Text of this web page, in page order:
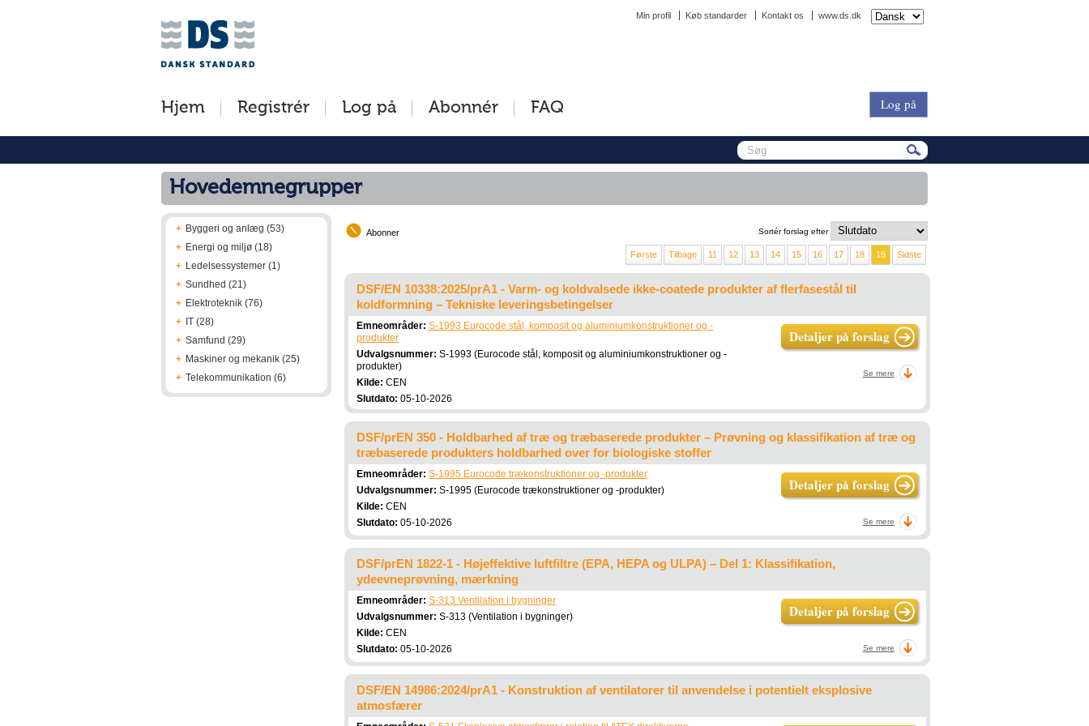
Min profil Køb standarder Kontakt os www.ds.dk
Hjem Registrér Log på Abonnér FAQ Log på
Hovedemnegrupper
+ Byggeri og anlæg (53)
+ Energi og miljø (18)
+ Ledelsessystemer (1)
+ Sundhed (21)
+ Elektroteknik (76)
+ IT (28)
+ Samfund (29)
+ Maskiner og mekanik (25)
+ Telekommunikation (6)
Sortér forslag efter
Abonner
Første Tilbage 11 12 13 14 15 16 17 18 19 Sidste
DSF/EN 10338:2025/prA1 - Varm- og koldvalsede ikke-coatede produkter af flerfasestål til
koldformning – Tekniske leveringsbetingelser
Emneområder: S-1993 Eurocode stål, komposit og aluminiumkonstruktioner og -
produkter
Udvalgsnummer: S-1993 (Eurocode stål, komposit og aluminiumkonstruktioner og -
produkter)
Kilde: CEN
Slutdato: 05-10-2026
Detaljer på forslag
Se mere
DSF/prEN 350 - Holdbarhed af træ og træbaserede produkter – Prøvning og klassifikation af træ og
træbaserede produkters holdbarhed over for biologiske stoffer
Emneområder: S-1995 Eurocode trækonstruktioner og -produkter
Udvalgsnummer: S-1995 (Eurocode trækonstruktioner og -produkter)
Kilde: CEN
Slutdato: 05-10-2026
Detaljer på forslag
Se mere
DSF/prEN 1822-1 - Højeffektive luftfiltre (EPA, HEPA og ULPA) – Del 1: Klassifikation,
ydeevneprøvning, mærkning
Emneområder: S-313 Ventilation i bygninger
Udvalgsnummer: S-313 (Ventilation i bygninger)
Kilde: CEN
Slutdato: 05-10-2026
Detaljer på forslag
Se mere
DSF/EN 14986:2024/prA1 - Konstruktion af ventilatorer til anvendelse i potentielt eksplosive
atmosfærer